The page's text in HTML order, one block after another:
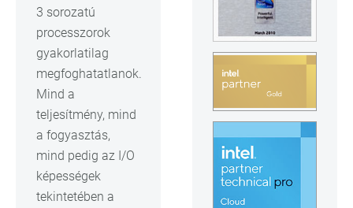
3 sorozatú
processzorok
gyakorlatilag
megfoghatatlanok.
Mind a
teljesítmény, mind
a fogyasztás,
mind pedig az I/O
képességek
tekintetében a